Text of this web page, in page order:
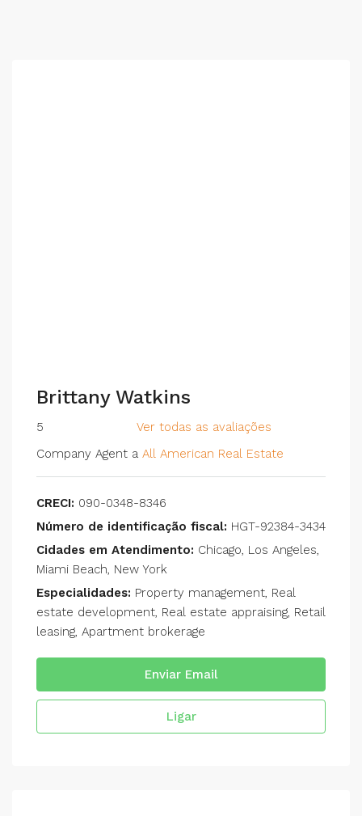
Brittany Watkins
5
Ver todas as avaliações
Company Agent a All American Real Estate
CRECI: 090-0348-8346
Número de identificação fiscal: HGT-92384-3434
Cidades em Atendimento: Chicago, Los Angeles,
Miami Beach, New York
Especialidades: Property management, Real
estate development, Real estate appraising, Retail
leasing, Apartment brokerage
Enviar Email
Ligar